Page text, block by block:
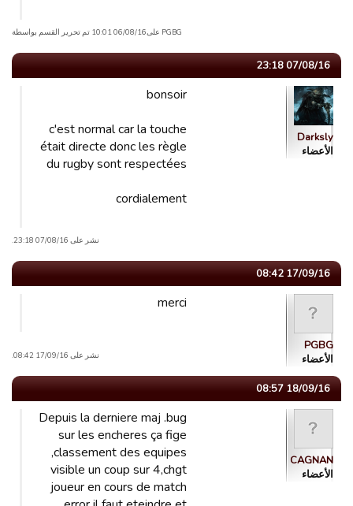
PGBG علی06/08/16 10:01 تم تحریر القسم بواسطة
07/08/16 23:18
Darksly
الأعضاء
bonsoir
c'est normal car la touche
était directe donc les règle
du rugby sont respectées
cordialement
نشر على 07/08/16 23:18.
17/09/16 08:42
PGBG
الأعضاء
merci
نشر على 17/09/16 08:42.
18/09/16 08:57
CAGNAN
الأعضاء
Depuis la derniere maj .bug
sur les encheres ça fige
,classement des equipes
visible un coup sur 4,chgt
joueur en cours de match